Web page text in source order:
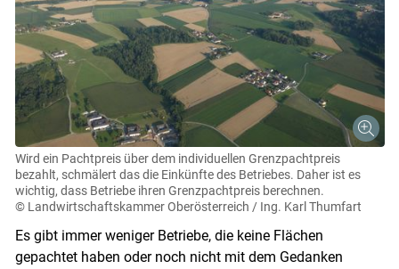
Wird ein Pachtpreis über dem individuellen Grenzpachtpreis
bezahlt, schmälert das die Einkünfte des Betriebes. Daher ist es
wichtig, dass Betriebe ihren Grenzpachtpreis berechnen.
© Landwirtschaftskammer Oberösterreich / Ing. Karl Thumfart
Es gibt immer weniger Betriebe, die keine Flächen
gepachtet haben oder noch nicht mit dem Gedanken